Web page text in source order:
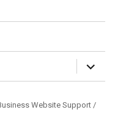
expand
child
menu
Website Support /